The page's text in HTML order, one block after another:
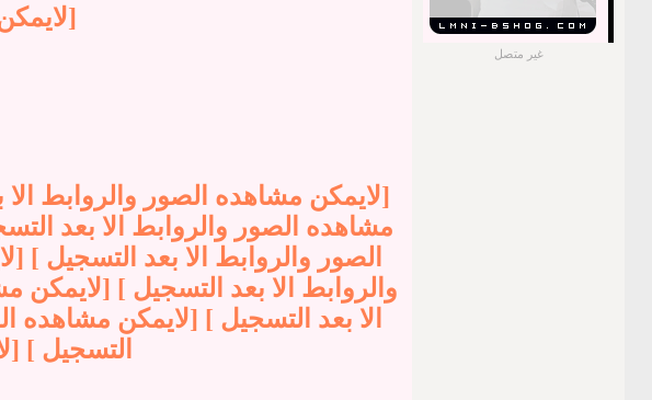
غير متصل
[لايمكن مشاهده الصور والروابط
مشاهده الصور والروابط الا بعد
الصور والروابط الا بعد التسجيل ]
والروابط الا بعد التسجيل ] [لايمكن
الا بعد التسجيل ] [لايمكن مشاهده
التسجيل ]